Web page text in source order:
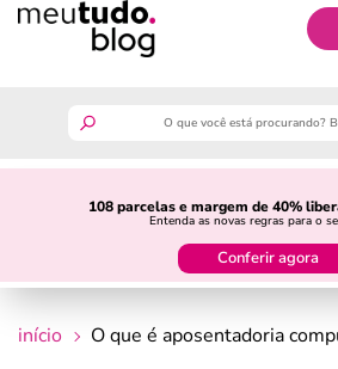
108 parcelas e margem de 40%
Entenda as novas regras para o
Conferir agora
guia do trabalhador
início O que é aposentadoria